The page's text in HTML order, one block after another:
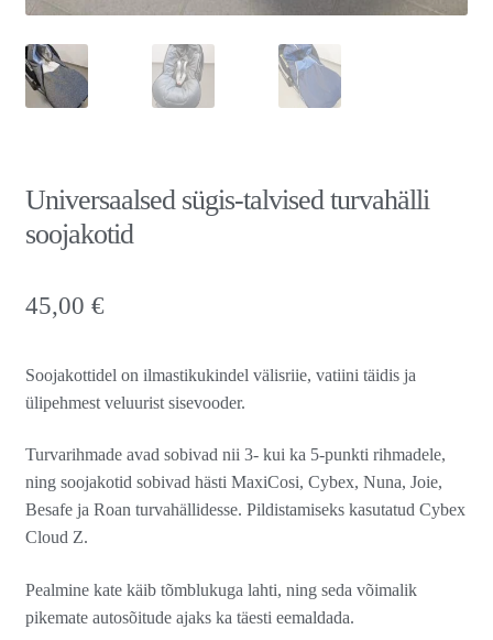
Universaalsed sügis-talvised turvahälli
soojakotid
45,00 €
Soojakottidel on ilmastikukindel välisriie, vatiini täidis ja
ülipehmest veluurist sisevooder.
Turvarihmade avad sobivad nii 3- kui ka 5-punkti rihmadele,
ning soojakotid sobivad hästi MaxiCosi, Cybex, Nuna, Joie,
Besafe ja Roan turvahällidesse. Pildistamiseks kasutatud Cybex
Cloud Z.
Pealmine kate käib tõmblukuga lahti, ning seda võimalik
pikemate autosõitude ajaks ka täesti eemaldada.